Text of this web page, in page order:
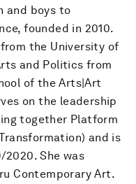
and boys to
founded in 2010.
the University of
and Politics from
of the Arts|Art
on the leadership
together Platform
and is
2020. She was
Contemporary Art.